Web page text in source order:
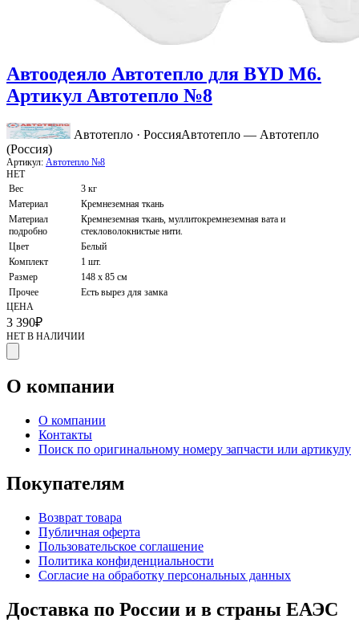
Автоодеяло Автотепло для BYD M6.
Артикул Автотепло №8
Автотепло · РоссияАвтотепло — Автотепло
(Россия)
Артикул: Автотепло №8
НЕТ
Вес
3 кг
Материал
Кремнеземная ткань
Материал
подробно
Кремнеземная ткань, муллитокремнеземная вата и
стекловолокнистые нити.
Цвет
Белый
Комплект
1 шт.
Размер
148 х 85 см
Прочее
Есть вырез для замка
ЦЕНА
3 390₽
НЕТ В НАЛИЧИИ
О компании
О компании
Контакты
Поиск по оригинальному номеру запчасти или артикулу
Покупателям
Возврат товара
Публичная оферта
Пользовательское соглашение
Политика конфиденциальности
Согласие на обработку персональных данных
Доставка по России и в страны ЕАЭС